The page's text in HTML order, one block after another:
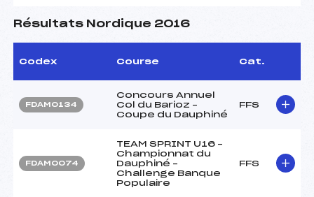
Résultats Nordique 2016
Codex Course Cat.
FDAM0134
Concours Annuel
Col du Barioz –
Coupe du Dauphiné
FFS
FDAM0074
TEAM SPRINT U16 –
Championnat du
Dauphiné –
Challenge Banque
Populaire
FFS